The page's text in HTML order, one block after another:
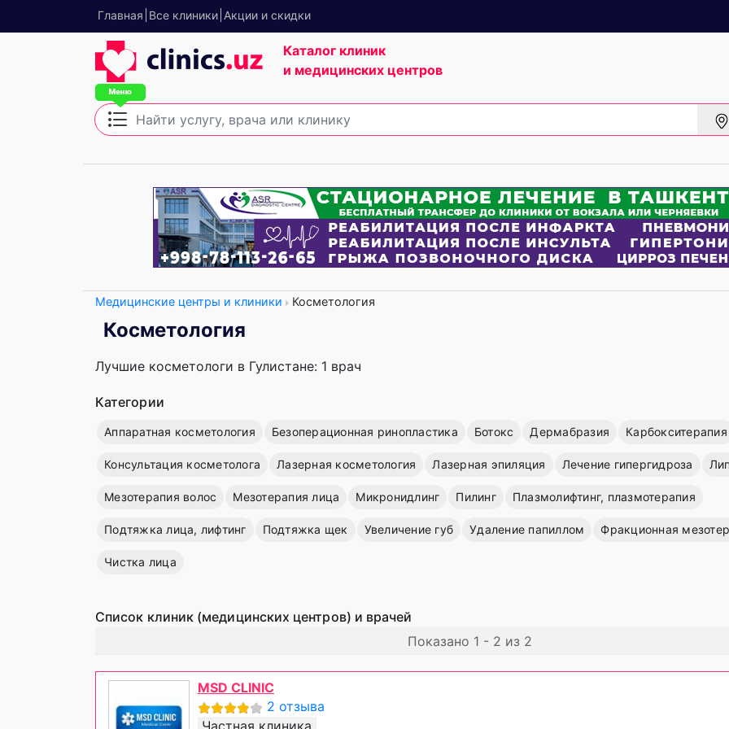
Главная Все клиники Акции и скидки
Каталог клиник
и медицинских центров
Медицинские центры и клиники Косметология
Косметология
Лучшие косметологи в Гулистане: 1 врач
Категории
Аппаратная косметология Безоперационная ринопластика Ботокс Дермабразия Карбокситерапия
Консультация косметолога Лазерная косметология Лазерная эпиляция Лечение гипергидроза
Мезотерапия волос Мезотерапия лица Микронидлинг Пилинг Плазмолифтинг, плазмотерапия
Подтяжка лица, лифтинг Подтяжка щек Увеличение губ Удаление папиллом Фракционная
Чистка лица
Список клиник (медицинских центров) и врачей
Показано 1 - 2 из 2
MSD CLINIC
2 отзыва
Частная клиника